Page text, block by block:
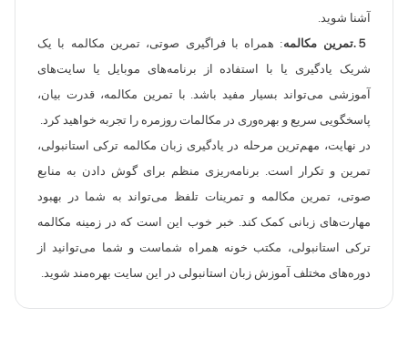
آشنا شوید.
５.تمرین مکالمه
: همراه با فراگیری صوتی، تمرین مکالمه با یک
شریک یادگیری یا با استفاده از برنامه‌های موبایل یا سایت‌های
آموزشی می‌تواند بسیار مفید باشد. با تمرین مکالمه، قدرت بیان،
پاسخگویی سریع و بهره‌وری در مکالمات روزمره را تجربه خواهید کرد.
در نهایت، مهم‌ترین مرحله در یادگیری زبان مکالمه ترکی استانبولی،
تمرین و تکرار است. برنامه‌ریزی منظم برای گوش دادن به منابع
صوتی، تمرین مکالمه و تمرینات تلفظ می‌تواند به شما در بهبود
مهارت‌های زبانی کمک کند. خبر خوب این است که در زمینه مکالمه
ترکی استانبولی، مکتب خونه همراه شماست و شما می‌توانید از
دوره‌های مختلف آموزش زبان استانبولی در این سایت بهره‌مند شوید.